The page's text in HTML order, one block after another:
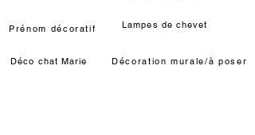
Prénom décoratif
Déco chat Marie
Lampes de chevet
Décoration murale/à poser